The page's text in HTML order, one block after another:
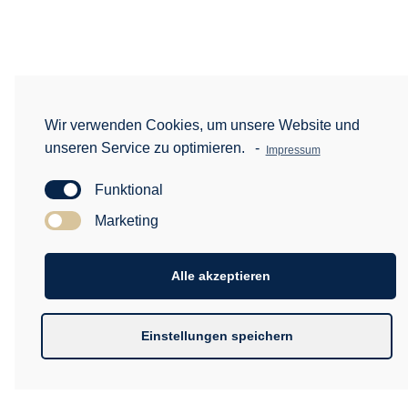
Wir verwenden Cookies, um unsere Website und
unseren Service zu optimieren.
- Impressum
Funktional
Marketing
Alle akzeptieren
Einstellungen speichern